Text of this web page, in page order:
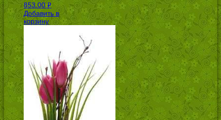
853.00Р
УБ.
Добавить в
корзину